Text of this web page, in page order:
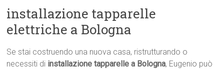
installazione tapparelle
elettriche a Bologna
Se stai costruendo una nuova casa, ristrutturando o
necessiti di installazione tapparelle a Bologna, Eugenio può